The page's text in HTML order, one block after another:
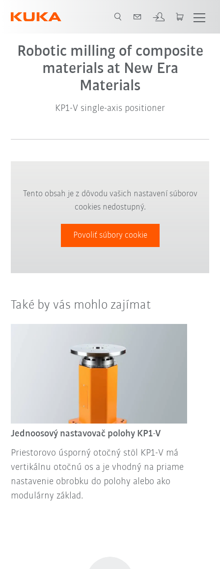
Robotic milling of composite
materials at New Era
Materials
KP1-V single-axis positioner
Tento obsah je z dôvodu vašich nastavení súborov
cookies nedostupný.
Povoliť súbory cookie
Také by vás mohlo zajímat
Jednoosový nastavovač polohy KP1-V
Priestorovo úsporný otočný stôl KP1-V má
vertikálnu otočnú os a je vhodný na priame
nastavenie obrobku do polohy alebo ako
modulárny základ.